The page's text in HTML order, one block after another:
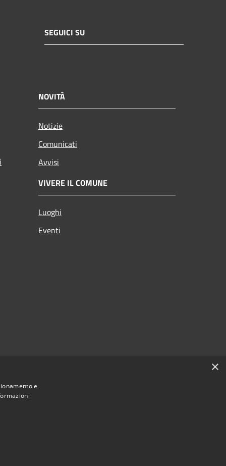
SEGUICI SU
NOVITÀ
Notizie
Comunicati
Avvisi
VIVERE IL COMUNE
Luoghi
Eventi
×
e